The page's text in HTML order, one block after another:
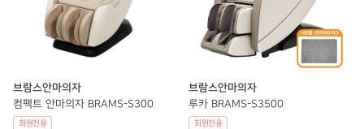
브람스안마의자
컴팩트 안마의자 BRAMS-S300
회원전용
브람스안마의자
루카 BRAMS-S3500
회원전용